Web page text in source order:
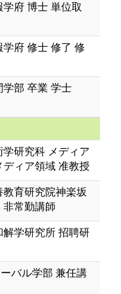
府 博士 単位取
府 修士 修了 修
学部 卒業 学士
研究科 メディア
ディア領域 准教授
育研究院神楽坂
非常勤講師
学研究所 招聘研
バル学部 兼任講